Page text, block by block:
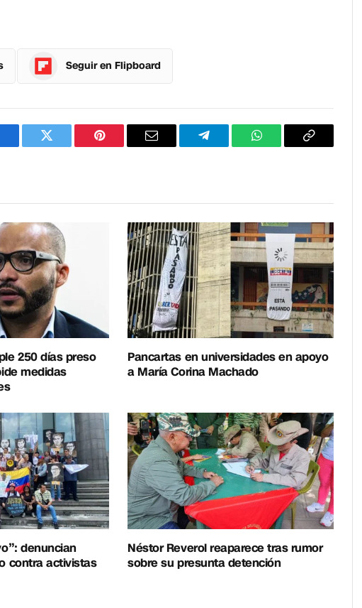
Seguir en Flipboard
Twitter PinterestCorreo
TelegramWhatsAppCopiar
250 días preso
medidas
Pancartas en universidades en apoyo
a María Corina Machado
denuncian
contra activistas
Néstor Reverol reaparece tras rumor
sobre su presunta detención